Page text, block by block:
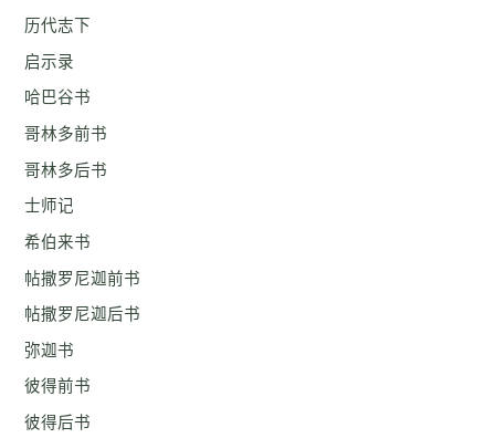
历代志下
启示录
哈巴谷书
哥林多前书
哥林多后书
士师记
希伯来书
帖撒罗尼迦前书
帖撒罗尼迦后书
弥迦书
彼得前书
彼得后书